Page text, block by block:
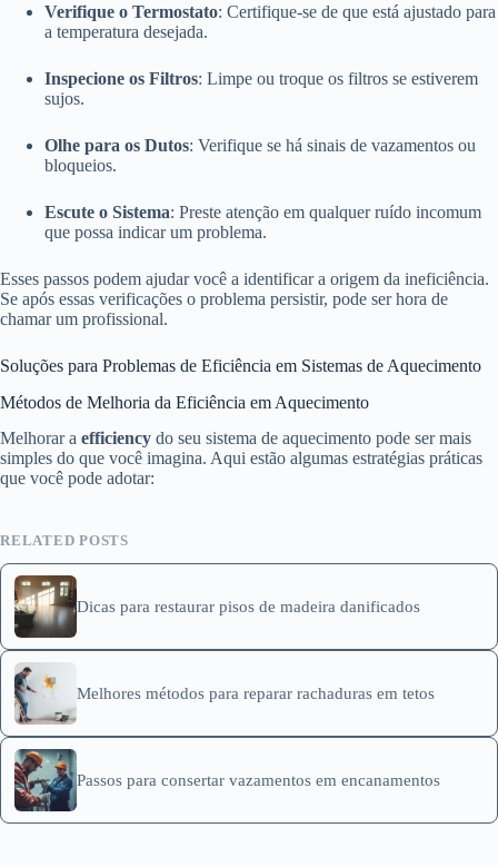
Verifique o Termostato: Certifique-se de que está ajustado para
a temperatura desejada.
Inspecione os Filtros: Limpe ou troque os filtros se estiverem
sujos.
Olhe para os Dutos: Verifique se há sinais de vazamentos ou
bloqueios.
Escute o Sistema: Preste atenção em qualquer ruído incomum
que possa indicar um problema.
Esses passos podem ajudar você a identificar a origem da ineficiência.
Se após essas verificações o problema persistir, pode ser hora de
chamar um profissional.
Soluções para Problemas de Eficiência em Sistemas de Aquecimento
Métodos de Melhoria da Eficiência em Aquecimento
Melhorar a efficiency do seu sistema de aquecimento pode ser mais
simples do que você imagina. Aqui estão algumas estratégias práticas
que você pode adotar:
RELATED POSTS
Dicas para restaurar pisos de madeira danificados
Melhores métodos para reparar rachaduras em tetos
Passos para consertar vazamentos em encanamentos